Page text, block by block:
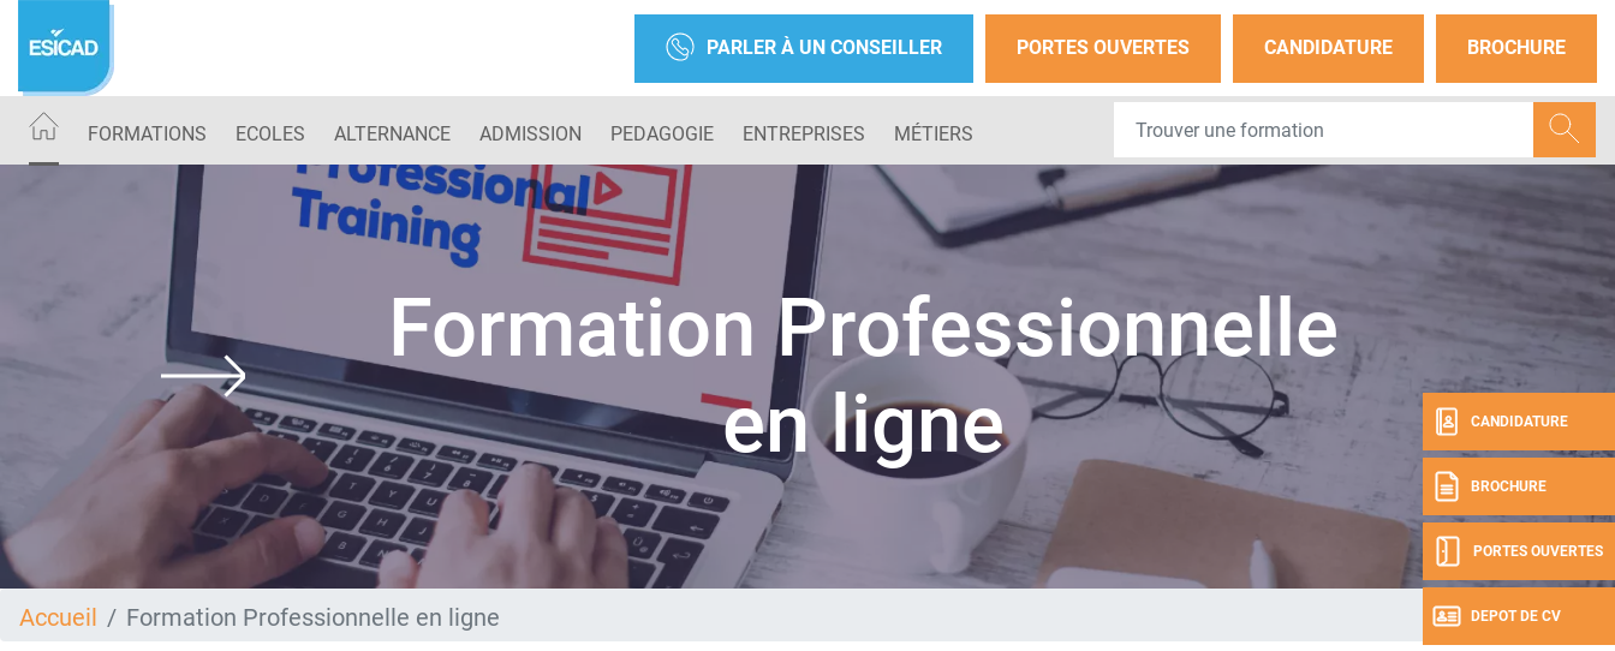
contenu
PARLER À UN CONSEILLER PORTES OUVERTES CANDIDATURE BROCHURE
FORMATIONS ECOLES ALTERNANCE ADMISSION PEDAGOGIE ENTREPRISES MÉTIERS
CANDIDATURE
BROCHURE
PORTES OUVERTES
DEPOT DE CV
Formation Professionnelle
en ligne
Accueil Formation Professionnelle en ligne